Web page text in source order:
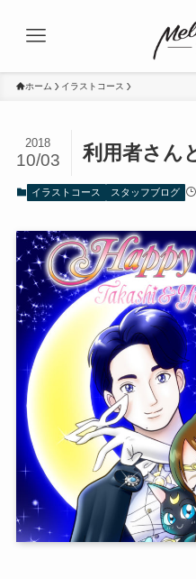
ホーム イラストコース
利用者さん
2018
10/03
イラストコース スタッフブログ